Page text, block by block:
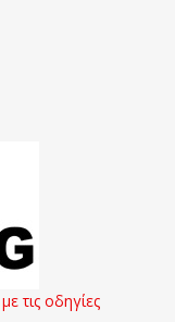
τις οδηγίες